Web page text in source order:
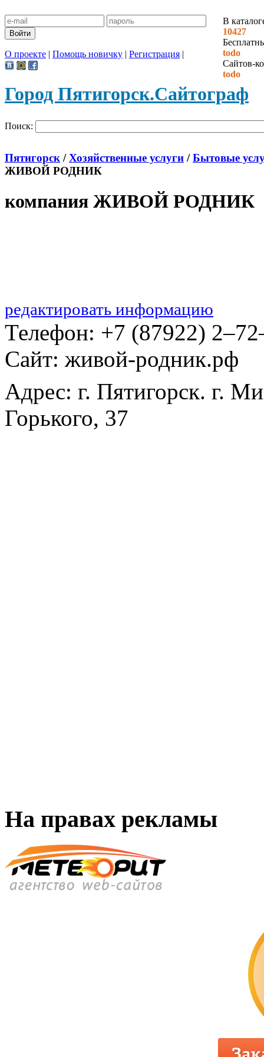
В
10427
todo
Сайтов-
todo
О проекте | Помощь новичку | Регистрация |
Город Пятигорск.Сайтограф
Поиск:
Пятигорск /Хозяйственные услуги /Бытовые
ЖИВОЙ РОДНИК
компания ЖИВОЙ РОДНИК
редактировать информацию
Телефон: +7 (87922)
Сайт: живой-родник.рф
Адрес: г. Пятигорск. г.
Горького, 37
На правах рекламы